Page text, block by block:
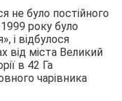
не було постійного
року було
і відбулося
від міста Великий
в 42 Га
чарівника